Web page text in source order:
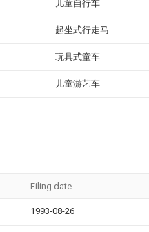
儿童自行车
起坐式行走马
玩具式童车
儿童游艺车
Filing date
1993-08-26